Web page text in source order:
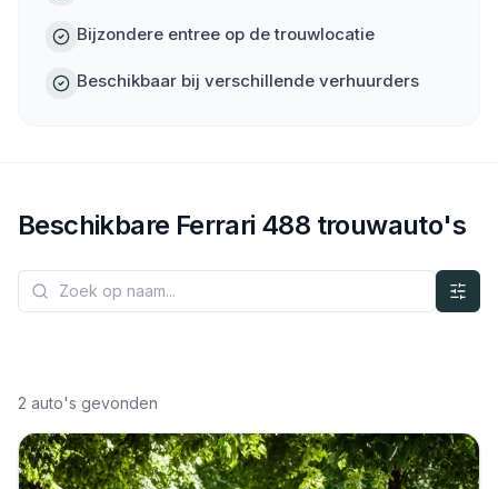
Bijzondere entree op de trouwlocatie
Beschikbaar bij verschillende verhuurders
Beschikbare Ferrari 488 trouwauto's
2 auto's gevonden